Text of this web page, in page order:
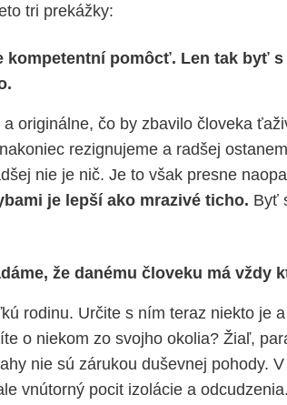
tri prekážky:
kompetentní pomôcť. Len tak byť
originálne, čo by zbavilo človeka
rezignujeme a radšej
nie je nič. Je to však presne
je lepší ako mrazivé ticho. Byť
že danému človeku má vždy
rodinu. Určite s ním teraz niekto je
o niekom zo svojho okolia? Žiaľ,
nie sú zárukou duševnej pohody.
vnútorný pocit izolácie a odcudzenia.